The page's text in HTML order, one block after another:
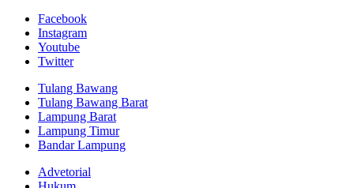
Facebook
Instagram
Youtube
Twitter
Tulang Bawang
Tulang Bawang Barat
Lampung Barat
Lampung Timur
Bandar Lampung
Advetorial